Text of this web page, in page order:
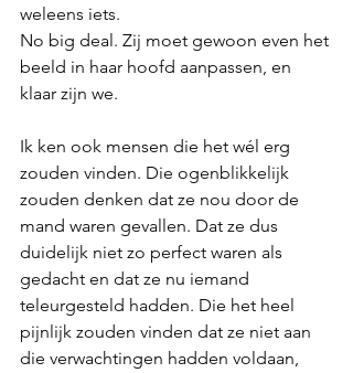
weleens iets.
No big deal. Zij moet gewoon even het
beeld in haar hoofd aanpassen, en
klaar zijn we.
Ik ken ook mensen die het wél erg
zouden vinden. Die ogenblikkelijk
zouden denken dat ze nou door de
mand waren gevallen. Dat ze dus
duidelijk niet zo perfect waren als
gedacht en dat ze nu iemand
teleurgesteld hadden. Die het heel
pijnlijk zouden vinden dat ze niet aan
die verwachtingen hadden voldaan,